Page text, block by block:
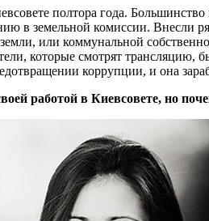
полтора года.
в земельной комиссии. Внесли
или коммунальной
которые смотрят
коррупции, и она
работой в Киевсовете, но